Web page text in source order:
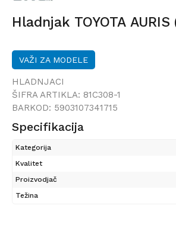
Hladnjak TOYOTA AURIS
VAŽI ZA MODELE
HLADNJACI
ŠIFRA ARTIKLA: 81C308-1
BARKOD: 5903107341715
Specifikacija
Kategorija
Kvalitet
Proizvodjač
Težina